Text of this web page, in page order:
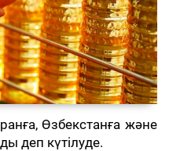
Өзбекстанға және
деп күтілуде.